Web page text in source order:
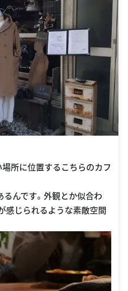
所に位置するこちらのカフ
るんです。外観とか似合わ
感じられるような素敵空間